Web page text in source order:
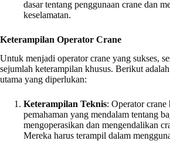
dasar tentang penggunaan crane dan
keselamatan.
Keterampilan Operator Crane
Untuk menjadi operator crane yang sukses,
sejumlah keterampilan khusus. Berikut
utama yang diperlukan:
Keterampilan Teknis: Operator
pemahaman yang mendalam tentang
mengoperasikan dan mengendalikan
Mereka harus terampil dalam